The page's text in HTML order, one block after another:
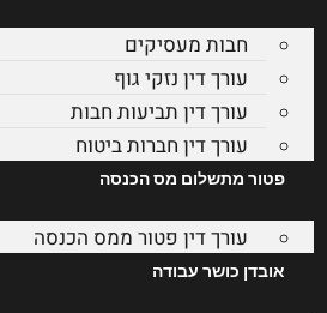
חבות מעסיקים
עורך דין נזקי גוף
עורך דין תביעות חבות
עורך דין חברות ביטוח
פטור מתשלום מס הכנסה
עורך דין פטור ממס הכנסה
אובדן כושר עבודה